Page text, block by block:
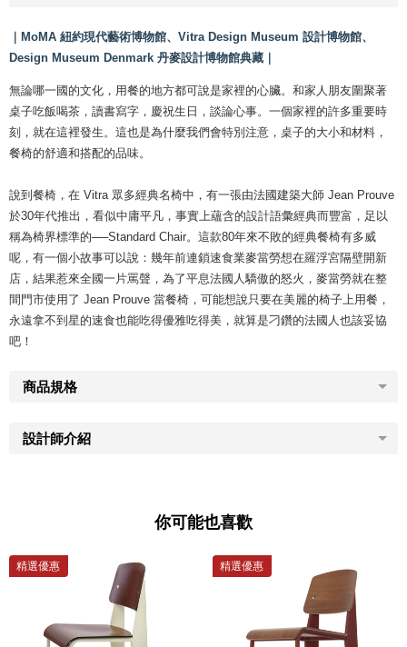
｜MoMA 紐約現代藝術博物館、Vitra Design Museum 設計博物館、
Design Museum Denmark 丹麥設計博物館典藏｜
無論哪一國的文化，用餐的地方都可說是家裡的心臟。和家人朋友圍聚著
桌子吃飯喝茶，讀書寫字，慶祝生日，談論心事。一個家裡的許多重要時
刻，就在這裡發生。這也是為什麼我們會特別注意，桌子的大小和材料，
餐椅的舒適和搭配的品味。
說到餐椅，在 Vitra 眾多經典名椅中，有一張由法國建築大師 Jean Prouve
於30年代推出，看似中庸平凡，事實上蘊含的設計語彙經典而豐富，足以
稱為椅界標準的──Standard Chair。這款80年來不敗的經典餐椅有多威
呢，有一個小故事可以說：幾年前連鎖速食業麥當勞想在羅浮宮隔壁開新
店，結果惹來全國一片罵聲，為了平息法國人驕傲的怒火，麥當勞就在整
間門市使用了 Jean Prouve 當餐椅，可能想說只要在美麗的椅子上用餐，
永遠拿不到星的速食也能吃得優雅吃得美，就算是刁鑽的法國人也該妥協
吧！
商品規格
設計師介紹
你可能也喜歡
精選優惠 精選優惠